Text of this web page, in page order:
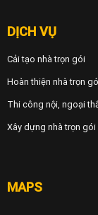
DỊCH VỤ
Cải tạo nhà trọn gói
Hoàn thiện nhà trọn
Thi công nội, ngoại
Xây dựng nhà trọn gói
MAPS